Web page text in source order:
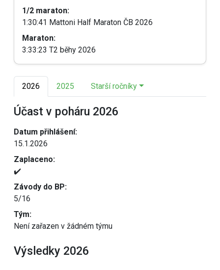
1/2 maraton:
1:30:41 Mattoni Half Maraton ČB 2026
Maraton:
3:33:23 T2 běhy 2026
2026 2025 Starší ročníky
Účast v poháru 2026
Datum přihlášení:
15.1.2026
Zaplaceno:
✔️
Závody do BP:
5/16
Tým:
Není zařazen v žádném týmu
Výsledky 2026